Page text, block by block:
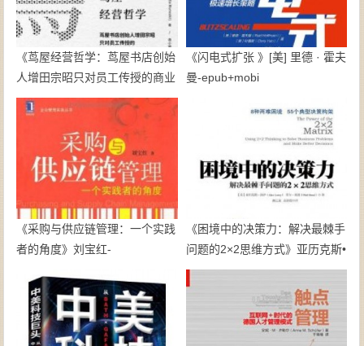
《茑屋经营哲学：茑屋书店创始
人增田宗昭只对员工传授的商业
思考》【日】增田宗昭-epub
《闪电式扩张 》[美] 里德 · 霍夫
曼-epub+mobi
《采购与供应链管理：一个实践
者的角度》刘宝红-
《困境中的决策力：解决最棘手
问题的2×2思维方式》亚历克斯•
洛伊-pdf